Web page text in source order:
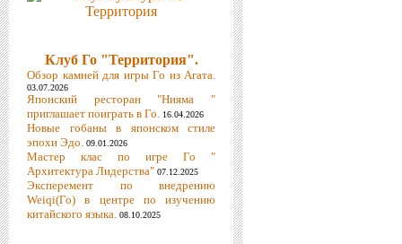
Клуб Го "Территория".
Обзор камней для игры Го из Агата.
03.07.2026
Японский ресторан "Нияма "
приглашает поиграть в Го. 16.04.2026
Новые гобаны в японском стиле
эпохи Эдо. 09.01.2026
Мастер клас по игре Го "
Архитектура Лидерства" 07.12.2025
Эксперемент по внедрению
Weiqi(Го) в центре по изучению
китайского языка. 08.10.2025